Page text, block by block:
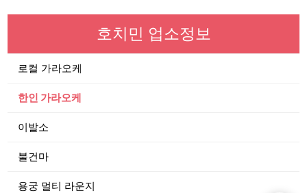
호치민 업소정보
로컬 가라오케
한인 가라오케
이발소
불건마
용궁 멀티 라운지